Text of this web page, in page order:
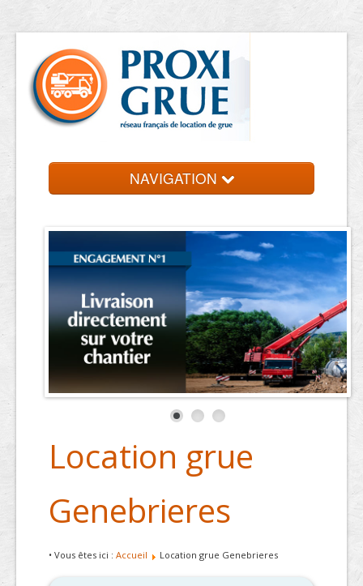
NAVIGATION
Location grue
Genebrieres
• Vous êtes ici : Accueil Location grue Genebrieres